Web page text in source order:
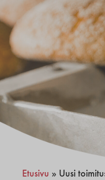
Etusivu » Uusi